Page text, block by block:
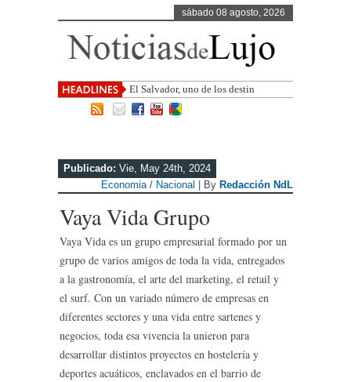
sábado 08 agosto, 2026
El Salvador, uno de los destinos con
mayor proyección de Centroaméric
Publicado: Vie, May 24th, 2024
Economia/ Nacional | By Redacción NdL
Vaya Vida Grupo
Vaya Vida es un grupo empresarial formado por un
grupo de varios amigos de toda la vida, entregados
a la gastronomía, el arte del marketing, el retail y
el surf. Con un variado número de empresas en
diferentes sectores y una vida entre sartenes y
negocios, toda esa vivencia la unieron para
desarrollar distintos proyectos en hostelería y
deportes acuáticos, enclavados en el barrio de